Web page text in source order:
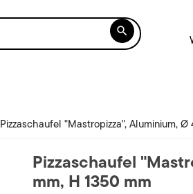

Pizzaschaufel "Mastropizza", Aluminium, Ø
Pizzaschaufel
mm, H 1350 mm